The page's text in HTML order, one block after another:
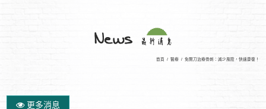
首頁 / 醫療 / 免開刀治療骨刺：減少風險，快速康復！
更多消息